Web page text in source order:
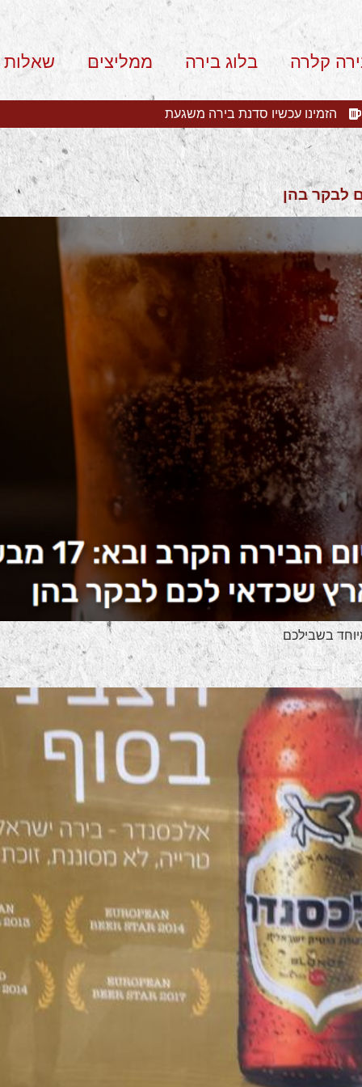
קלרה בלוג בירה ממליצים שאלות
הזמינו עכשיו סדנת בירה משגעת
בשבילכם